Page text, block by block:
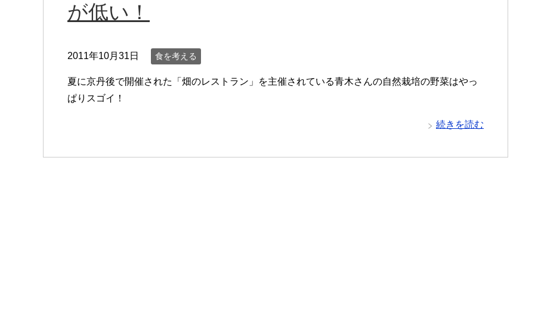
が低い！
2011年10月31日 食を考える
夏に京丹後で開催された「畑のレストラン」を主催されている青木さんの自然栽培の野菜はやっ
ぱりスゴイ！
続きを読む